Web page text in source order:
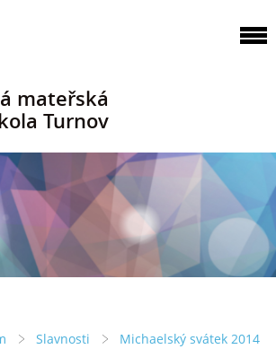
mateřská
Turnov
Slavnosti
Michaelský svátek 2014